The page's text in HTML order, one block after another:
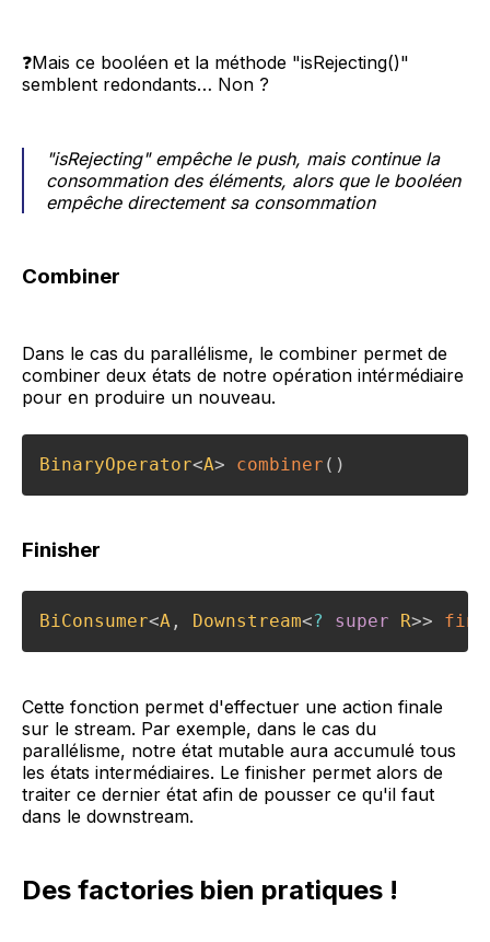
❓Mais ce booléen et la méthode "isRejecting()"
semblent redondants… Non ?
"isRejecting" empêche le push, mais continue la
consommation des éléments, alors que le booléen
empêche directement sa consommation
Combiner
Dans le cas du parallélisme, le combiner permet de
combiner deux états de notre opération intérmédiaire
pour en produire un nouveau.
BinaryOperator<A> combiner ( )
Finisher
BiConsumer<A , Downstream<? super R>>
Cette fonction permet d'effectuer une action finale
sur le stream. Par exemple, dans le cas du
parallélisme, notre état mutable aura accumulé tous
les états intermédiaires. Le finisher permet alors de
traiter ce dernier état afin de pousser ce qu'il faut
dans le downstream.
Des factories bien pratiques !